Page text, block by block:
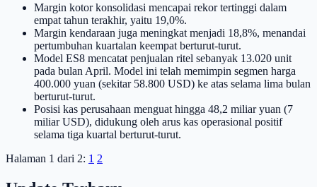
Margin kotor konsolidasi mencapai rekor tertinggi dalam
empat tahun terakhir, yaitu 19,0%.
Margin kendaraan juga meningkat menjadi 18,8%, menandai
pertumbuhan kuartalan keempat berturut-turut.
Model ES8 mencatat penjualan ritel sebanyak 13.020 unit
pada bulan April. Model ini telah memimpin segmen harga
400.000 yuan (sekitar 58.800 USD) ke atas selama lima bulan
berturut-turut.
Posisi kas perusahaan menguat hingga 48,2 miliar yuan (7
miliar USD), didukung oleh arus kas operasional positif
selama tiga kuartal berturut-turut.
Halaman 1 dari 2: 1 2